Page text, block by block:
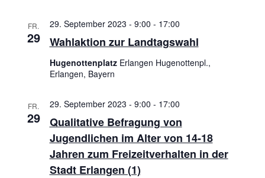
FR.
29 Wahlaktion zur Landtagswahl
29. September 2023 - 9:00 - 17:00
Hugenottenplatz Erlangen Hugenottenpl.,
Erlangen, Bayern
FR.
29
Qualitative Befragung von
Jugendlichen im Alter von 14-18
Jahren zum Freizeitverhalten in der
Stadt Erlangen (1)
29. September 2023 - 9:00 - 17:00